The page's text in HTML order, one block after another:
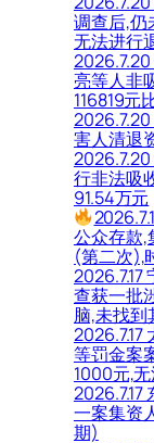
调查后,仍
无法进行
2026.7.20
亮等人非
116819元
害人清退
行非法吸
91.54万元
公众存款,
(第二次),
2026.7.17
查获一批
脑,未找到
2026.7.17
等罚金案
1000元,
一案集资
期)